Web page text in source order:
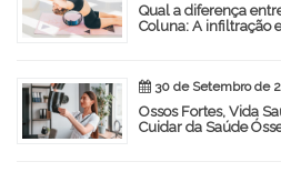
Qual a diferença
Coluna: A infiltração
30 de Setembro de
Ossos Fortes, Vida
Cuidar da Saúde